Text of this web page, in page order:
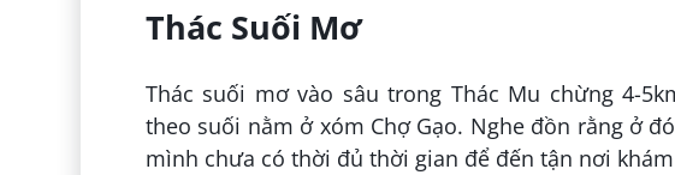
Thác Suối Mơ
Thác suối mơ vào sâu trong Thác Mu chừng 4-
theo suối nằm ở xóm Chợ Gạo. Nghe đồn rằng ở
mình chưa có thời đủ thời gian để đến tận nơi